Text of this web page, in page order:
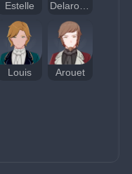
Estelle Delaroche
Louis Arouet